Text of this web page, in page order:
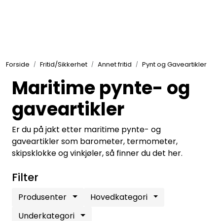
Forside Fritid/Sikkerhet Annet fritid Pynt og Gaveartikler
Maritime pynte- og
gaveartikler
Er du på jakt etter maritime pynte- og
gaveartikler som barometer, termometer,
skipsklokke og vinkjøler, så finner du det her.
Filter
Produsenter
Hovedkategori
Underkategori
Bygg/Innredning
Komfort
Motor/Styring